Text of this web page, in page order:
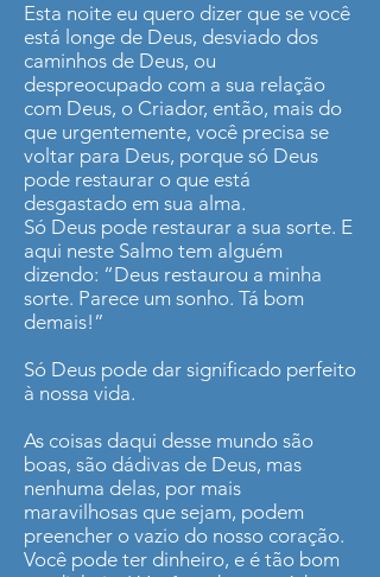
Esta noite eu quero dizer que se você
está longe de Deus, desviado dos
caminhos de Deus, ou
despreocupado com a sua relação
com Deus, o Criador, então, mais do
que urgentemente, você precisa se
voltar para Deus, porque só Deus
pode restaurar o que está
desgastado em sua alma.
Só Deus pode restaurar a sua sorte. E
aqui neste Salmo tem alguém
dizendo: “Deus restaurou a minha
sorte. Parece um sonho. Tá bom
demais!”
Só Deus pode dar significado perfeito
à nossa vida.
As coisas daqui desse mundo são
boas, são dádivas de Deus, mas
nenhuma delas, por mais
maravilhosas que sejam, podem
preencher o vazio do nosso coração.
Você pode ter dinheiro, e é tão bom